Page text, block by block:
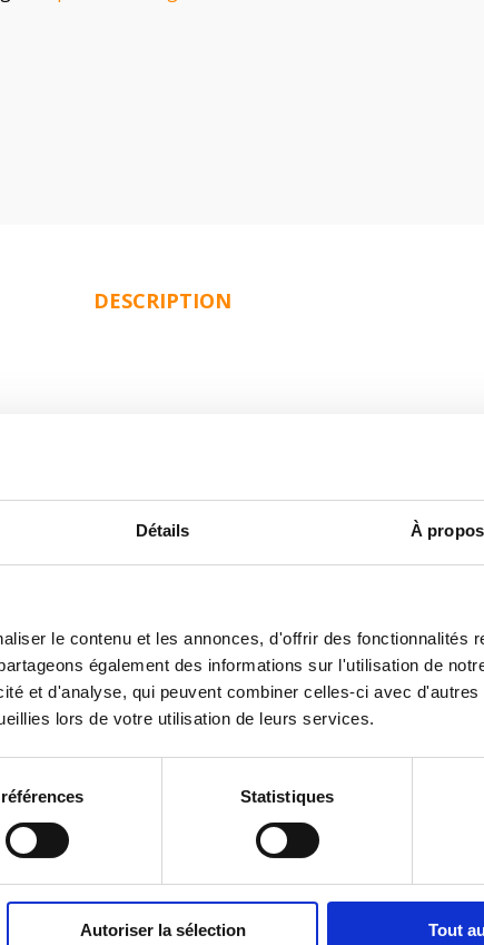
Détails À
le contenu et les annonces, d'offrir des fonctionnalités
également des informations sur l'utilisation de
et d'analyse, qui peuvent combiner celles-ci avec
lors de votre utilisation de leurs services.
Statistiques
Autoriser la sélection Tout
DESCRIPTION